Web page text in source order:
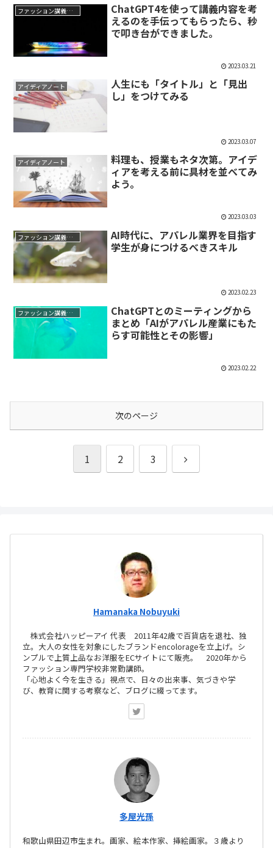
ファッション講義メモ
ChatGPT4を使って講義内容を考
えるのを手伝ってもらったら、秒
で叩き台ができました。
2023.03.21
アイディアノート
人生にも「タイトル」と「見出
し」をつけてみる
2023.03.07
アイディアノート
料理も、授業もネタ次第。アイデ
ィアを考える前に具材を並べてみ
よう。
2023.03.03
ファッション講義メモ
AI時代に、アパレル業界を目指す
学生が身につけるべきスキル
2023.02.23
ファッション講義メモ
ChatGPTとのミーティングから
まとめ「AIがアパレル産業にもた
らす可能性とその影響」
2023.02.22
次のページ
1 2 3
次
Hamanaka Nobuyuki
株式会社ハッピーアイ 代表 2011年42歳で百貨店を退社、独
立。大人の女性を対象にしたブランドencolorageを立上げ。シ
ンプルで上質上品なお洋服をECサイトにて販売。 2020年から
ファッション専門学校非常勤講師。
「心地よく今を生きる」視点で、日々の出来事、気づきや学
び、教育に関する考察など、ブログに綴ってます。
多屋光孫
和歌山県田辺市生まれ。画家、絵本作家、挿絵画家。３歳より